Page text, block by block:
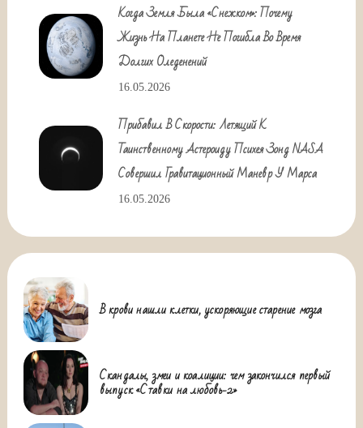
Когда Земля Была «снежком»: Почему
Жизнь На Планете Не Погибла Во Время
Долгих Оледенений
16.05.2026
Прибавил В Скорости: Летящий К
Таинственному Астероиду Психея Зонд NASA
Совершил Гравитационный Маневр У Марса
16.05.2026
В крови нашли клетки, ускоряющие старение мозга
Скандалы, змеи и коалиции: чем закончился первый
выпуск «Ставки на любовь-2»